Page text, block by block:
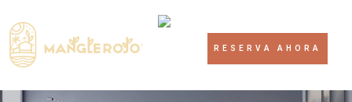
RESERVA AHORA